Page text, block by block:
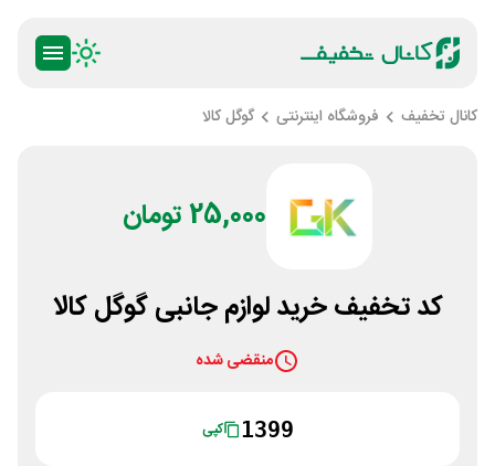
کانال تخفیف فروشگاه اینترنتی گوگل کالا
25,000 تومان
کد تخفیف خرید لوازم جانبی گوگل کالا
منقضی شده
1399 کپی